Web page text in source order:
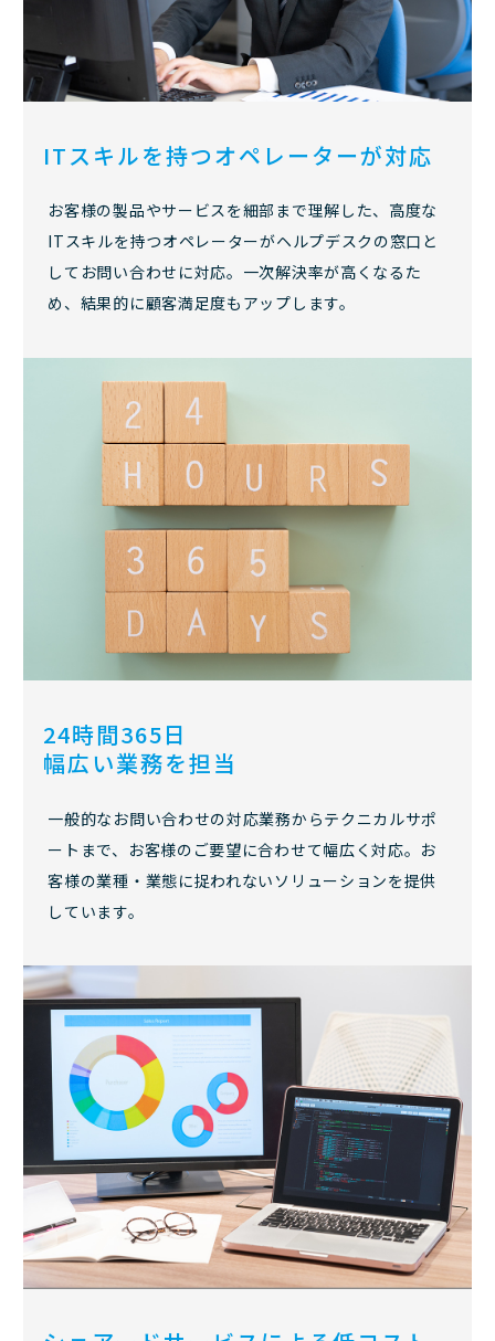
ITスキルを持つオペレーターが対応
お客様の製品やサービスを細部まで理解した、高度な
ITスキルを持つオペレーターがヘルプデスクの窓口と
してお問い合わせに対応。一次解決率が高くなるた
め、結果的に顧客満足度もアップします。
24時間365日
幅広い業務を担当
一般的なお問い合わせの対応業務からテクニカルサポ
ートまで、お客様のご要望に合わせて幅広く対応。お
客様の業種・業態に捉われないソリューションを提供
しています。